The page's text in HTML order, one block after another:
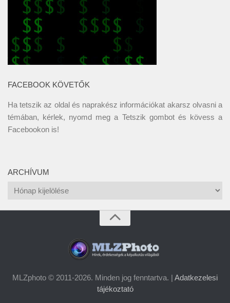
FACEBOOK KÖVETŐK
Ha tetszik az oldal és naprakész információkat akarsz olvasni a
témában, kérlek, nyomd meg a Tetszik gombot és kövess a
Facebookon is!
ARCHÍVUM
Archívum
MLZphoto © 2011-2026. Minden jog fenntartva. | Adatkezelesi
tájékoztató